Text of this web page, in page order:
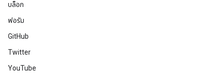
บล็อก
ฟอรัม
GitHub
Twitter
YouTube